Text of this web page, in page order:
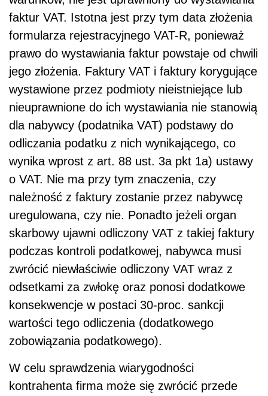
faktur VAT. Istotna jest przy tym data złożenia
formularza rejestracyjnego VAT-R, ponieważ
prawo do wystawiania faktur powstaje od chwili
jego złożenia. Faktury VAT i faktury korygujące
wystawione przez podmioty nieistniejące lub
nieuprawnione do ich wystawiania nie stanowią
dla nabywcy (podatnika VAT) podstawy do
odliczania podatku z nich wynikającego, co
wynika wprost z art. 88 ust. 3a pkt 1a) ustawy
o VAT. Nie ma przy tym znaczenia, czy
należność z faktury zostanie przez nabywcę
uregulowana, czy nie. Ponadto jeżeli organ
skarbowy ujawni odliczony VAT z takiej faktury
podczas kontroli podatkowej, nabywca musi
zwrócić niewłaściwie odliczony VAT wraz z
odsetkami za zwłokę oraz ponosi dodatkowe
konsekwencje w postaci 30-proc. sankcji
wartości tego odliczenia (dodatkowego
zobowiązania podatkowego).
W celu sprawdzenia wiarygodności
kontrahenta firma może się zwrócić przede